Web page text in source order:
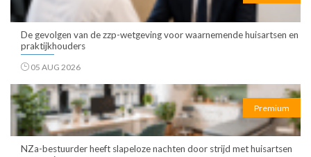
De gevolgen van de zzp-wetgeving voor waarnemende huisartsen en
praktijkhouders
05 AUG 2026
Premium
NZa-bestuurder heeft slapeloze nachten door strijd met huisartsen